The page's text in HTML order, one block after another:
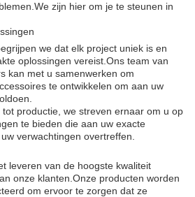
zijn hier om je te steunen in
we dat elk project uniek is en
oplossingen vereist.Ons team van
kan met u samenwerken om
te ontwikkelen om aan uw
productie, we streven ernaar om u op
te bieden die aan uw exacte
verwachtingen overtreffen.
leveren van de hoogste kwaliteit
onze klanten.Onze producten worden
om ervoor te zorgen dat ze